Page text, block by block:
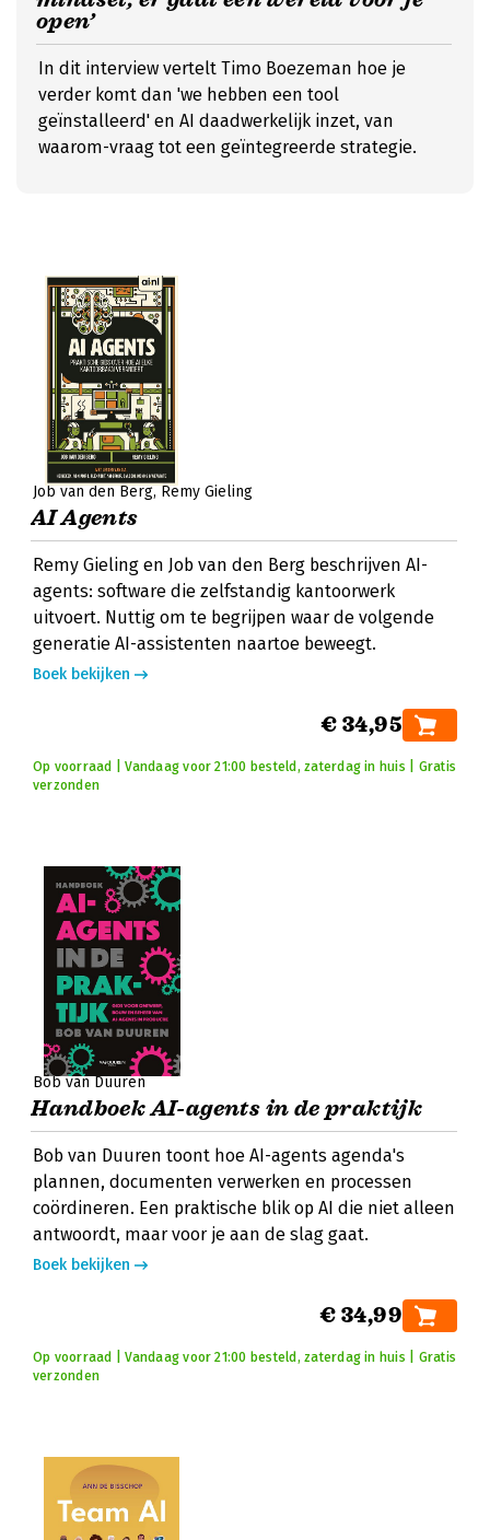
open’
In dit interview vertelt Timo Boezeman hoe je
verder komt dan 'we hebben een tool
geïnstalleerd' en AI daadwerkelijk inzet, van
waarom-vraag tot een geïntegreerde strategie.
Job van den Berg Remy Gieling
AI Agents
Remy Gieling en Job van den Berg beschrijven AI-
agents: software die zelfstandig kantoorwerk
uitvoert. Nuttig om te begrijpen waar de volgende
generatie AI-assistenten naartoe beweegt.
Boek bekijken
€ 34,95
Op voorraad | Vandaag voor 21:00 besteld, zaterdag in huis | Gratis
verzonden
Bob van Duuren
Handboek AI-agents in de praktijk
Bob van Duuren toont hoe AI-agents agenda's
plannen, documenten verwerken en processen
coördineren. Een praktische blik op AI die niet alleen
antwoordt, maar voor je aan de slag gaat.
Boek bekijken
€ 34,99
Op voorraad | Vandaag voor 21:00 besteld, zaterdag in huis | Gratis
verzonden